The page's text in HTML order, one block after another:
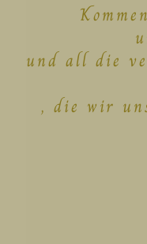
und all die
, die wir